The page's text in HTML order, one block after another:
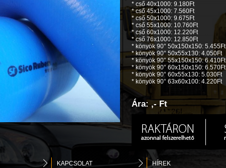
* cső 40x1000: 9.180Ft
* cső 45x1000: 7.560Ft
* cső 50x1000: 9.675Ft
* cső 55x1000: 10.760Ft
* cső 60x1000: 12.220Ft
* cső 76x1000: 12.850Ft
* könyök 90° 50x150x150: 5.455Ft
* könyök 90° 50x55x130: 4.050Ft
* könyök 90° 55x150x150: 6.410Ft
* könyök 90° 60x150x150: 6.570Ft
* könyök 90° 60x55x130: 5.030Ft
* könyök 90° 63x60x100: 4.220Ft
Ára: ,- Ft
KAPCSOLAT HÍREK